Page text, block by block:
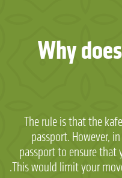
Why
The rule is that the
passport. However,
passport to ensure
This would limit your